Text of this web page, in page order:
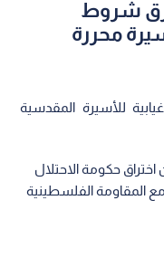
شروط
محررة
للأسيرة المقدسية
حكومة الاحتلال
المقاومة الفلسطينية